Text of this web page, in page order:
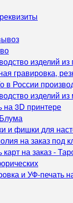
изделий из
гравировка,
в России
изделий из
на 3D принтере
и фишки для
на заказ под
карт на заказ -
и УФ‑печать